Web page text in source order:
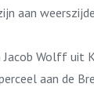
aan
Wolff
aan de